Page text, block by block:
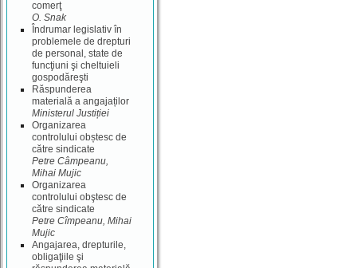
comerţ
O. Snak
Îndrumar legislativ în
problemele de drepturi
de personal, state de
funcţiuni şi cheltuieli
gospodăreşti
Răspunderea
materială a angajaților
Ministerul Justiției
Organizarea
controlului obștesc de
către sindicate
Petre Câmpeanu,
Mihai Mujic
Organizarea
controlului obştesc de
către sindicate
Petre Cîmpeanu, Mihai
Mujic
Angajarea, drepturile,
obligaţiile şi